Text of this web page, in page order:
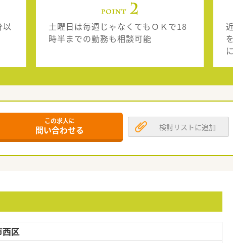
以
土曜日は毎週じゃなくてもＯＫで18
時半までの勤務も相談可能
この求人に
問い合わせる 検討リストに追加
区